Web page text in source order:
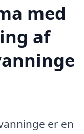
med
af
er en